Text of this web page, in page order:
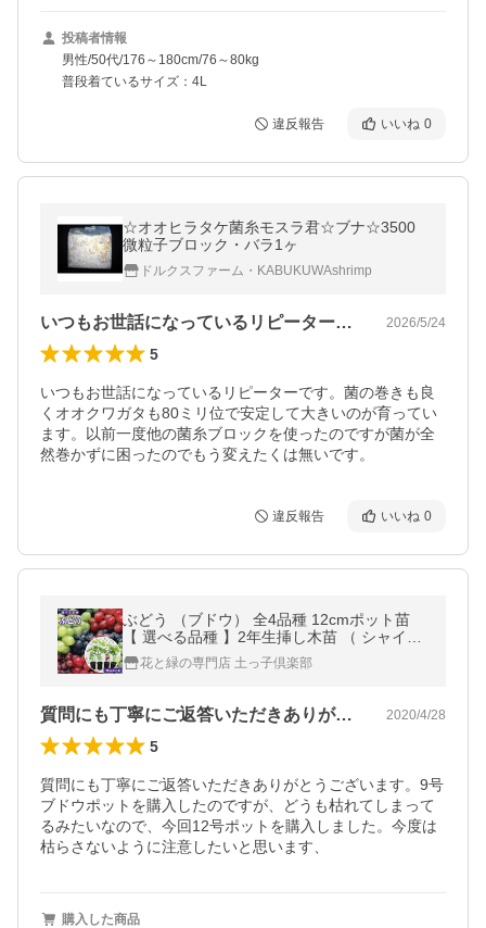
投稿者情報
男性/50代/176～180cm/76～80kg
普段着ているサイズ：4L
違反報告 いいね 0
☆オオヒラタケ菌糸モスラ君☆ブナ☆3500
微粒子ブロック・バラ1ヶ
ドルクスファーム・KABUKUWAshrimp
いつもお世話になっているリピーターです… 2026/5/24
5
いつもお世話になっているリピーターです。菌の巻きも良
くオオクワガタも80ミリ位で安定して大きいのが育ってい
ます。以前一度他の菌糸ブロックを使ったのですが菌が全
然巻かずに困ったのでもう変えたくは無いです。
違反報告 いいね 0
ぶどう （ブドウ） 全4品種 12cmポット苗
【 選べる品種 】2年生挿し木苗 （ シャイン
マスカット / 安芸クイーン / 瀬戸ジャイアン
ツ / ゴールドフィンガー ）
花と緑の専門店 土っ子倶楽部
質問にも丁寧にご返答いただきありがとう… 2020/4/28
5
質問にも丁寧にご返答いただきありがとうございます。9号
ブドウポットを購入したのですが、どうも枯れてしまって
るみたいなので、今回12号ポットを購入しました。今度は
枯らさないように注意したいと思います、
購入した商品